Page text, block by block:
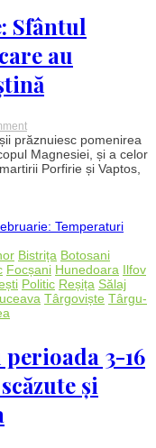
Sfântul
au
on
Sărbătoare
10
februarie:
Sfântul
care
mărturisit
credința
creștină
prăznuiesc pomenirea
Magnesiei, și a celor
Porfirie și Vaptos,
Bistrița Botosani
Focșani Hunedoara Ilfov
Politic Reșița Sălaj
Târgoviște Târgu-
3-16
și